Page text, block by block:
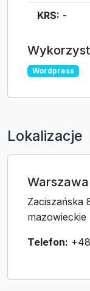
KRS: -
Wordpress
Lokalizacje
Warszawa
Zaciszańska
mazowieckie
Telefon: